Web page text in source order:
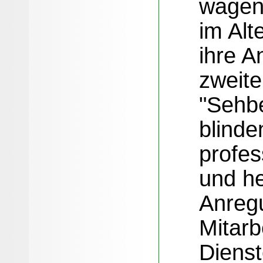
im
ihre
und